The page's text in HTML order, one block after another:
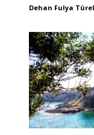
Dehan Fulya